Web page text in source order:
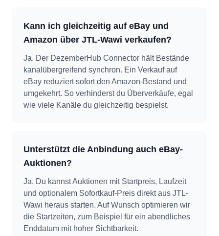
Kann ich gleichzeitig auf eBay und
Amazon über JTL-Wawi verkaufen?
Ja. Der DezemberHub Connector hält Bestände
kanalübergreifend synchron. Ein Verkauf auf
eBay reduziert sofort den Amazon-Bestand und
umgekehrt. So verhinderst du Überverkäufe, egal
wie viele Kanäle du gleichzeitig bespielst.
Unterstützt die Anbindung auch eBay-
Auktionen?
Ja. Du kannst Auktionen mit Startpreis, Laufzeit
und optionalem Sofortkauf-Preis direkt aus JTL-
Wawi heraus starten. Auf Wunsch optimieren wir
die Startzeiten, zum Beispiel für ein abendliches
Enddatum mit hoher Sichtbarkeit.